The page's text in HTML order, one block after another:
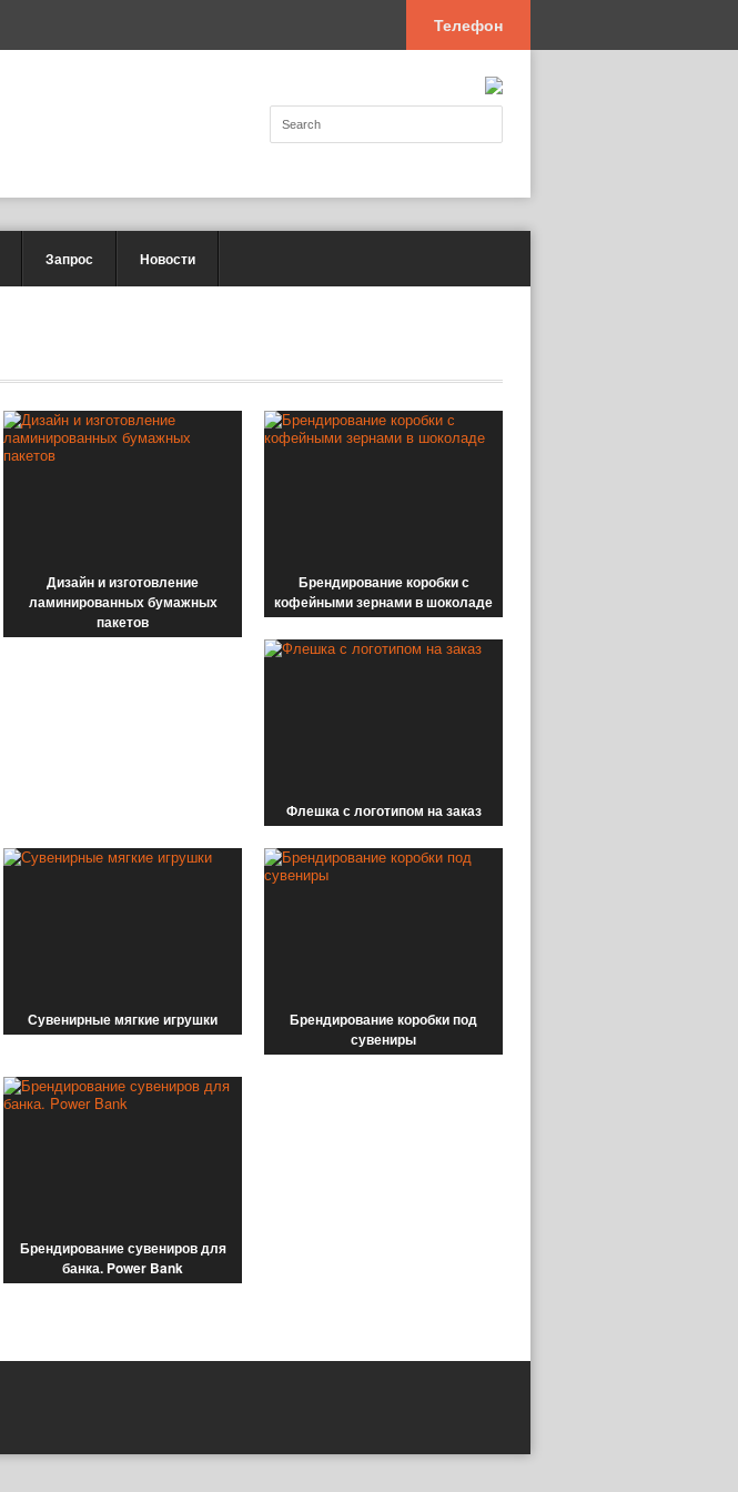
Телефон
Запрос Новости
Дизайн и изготовление
ламинированных бумажных
пакетов
Брендирование коробки с
кофейными зернами в шоколаде
Флешка с логотипом на заказ
Сувенирные мягкие игрушки
Брендирование коробки под
сувениры
Брендирование сувениров для
банка. Power Bank